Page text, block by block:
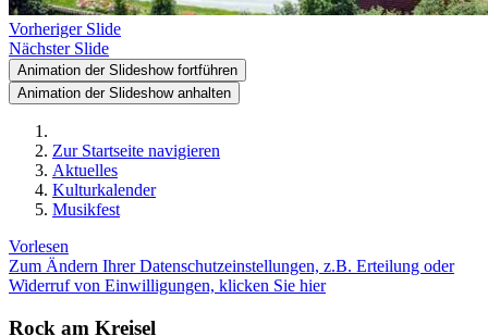
Vorheriger Slide
Nächster Slide
Animation der Slideshow fortführen
Animation der Slideshow anhalten
Zur Startseite navigieren
Aktuelles
Kulturkalender
Musikfest
Vorlesen
Zum Ändern Ihrer Datenschutzeinstellungen, z.B. Erteilung oder
Widerruf von Einwilligungen, klicken Sie hier
Rock am Kreisel